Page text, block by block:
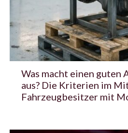
Was macht einen guten
aus? Die Kriterien im
Fahrzeugbesitzer mit